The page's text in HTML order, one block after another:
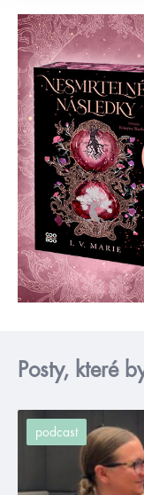
Posty, které
podcast